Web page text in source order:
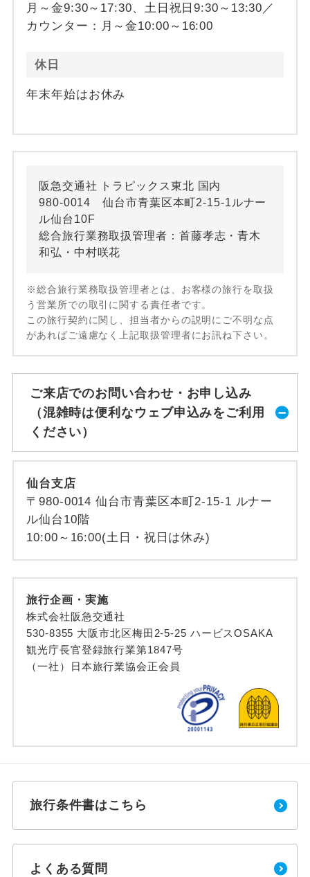
月～金9:30～17:30、土日祝日9:30～13:30／
カウンター：月～金10:00～16:00
休日
年末年始はお休み
阪急交通社 トラピックス東北 国内
980-0014 仙台市青葉区本町2-15-1ルナー
ル仙台10F
総合旅行業務取扱管理者：首藤孝志・青木
和弘・中村咲花
※総合旅行業務取扱管理者とは、お客様の旅行を取扱
う営業所での取引に関する責任者です。
この旅行契約に関し、担当者からの説明にご不明な点
があればご遠慮なく上記取扱管理者にお訊ね下さい。
ご来店でのお問い合わせ・お申し込み
（混雑時は便利なウェブ申込みをご利用
ください）
仙台支店
〒980-0014 仙台市青葉区本町2-15-1 ルナー
ル仙台10階
10:00～16:00(土日・祝日は休み)
旅行企画・実施
株式会社阪急交通社
530-8355 大阪市北区梅田2-5-25 ハービスOSAKA
観光庁長官登録旅行業第1847号
（一社）日本旅行業協会正会員
旅行条件書はこちら
よくある質問